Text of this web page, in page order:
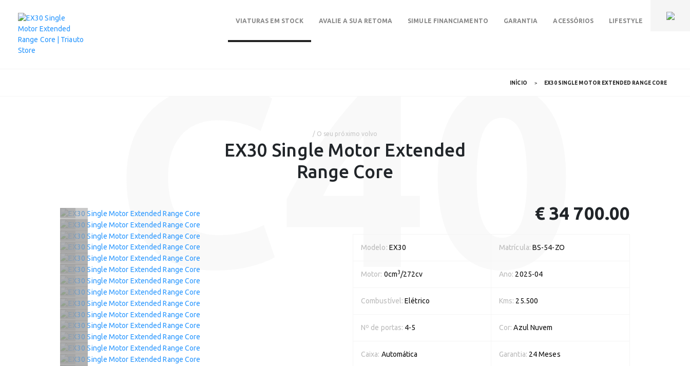
VIATURAS EM STOCK AVALIE A SUA RETOMA SIMULE FINANCIAMENTO GARANTIA ACESSÓRIOS LIFESTYLE
INÍCIO EX30 SINGLE MOTOR EXTENDED RANGE CORE
C40
/ O seu próximo volvo
EX30 Single Motor Extended
Range Core
€ 34 700.00
Modelo: EX30 Matrícula: BS-54-ZO
Motor: 0cm3/272cv Ano: 2025-04
Combustível: Elétrico Kms: 25.500
Nº de portas: 4-5 Cor: Azul Nuvem
Caixa: Automática Garantia: 24 Meses